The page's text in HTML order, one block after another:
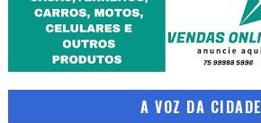
A VOZ DA CIDADE